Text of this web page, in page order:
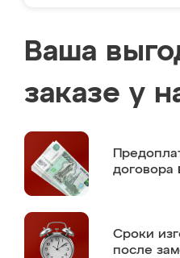
Ваша
заказе у
договора
Сроки
после